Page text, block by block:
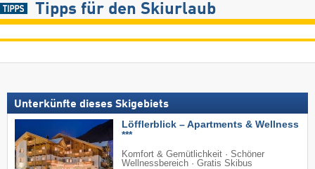
Tipps für den Skiurlaub
Unterkünfte dieses Skigebiets
Löfflerblick – Apartments & Wellness
***
Komfort & Gemütlichkeit · Schöner
Wellnessbereich · Gratis Skibus